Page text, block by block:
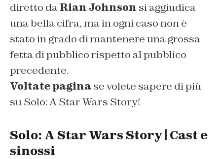
diretto daRian Johnson si aggiudica
una bella cifra, ma in ogni caso non è
stato in grado di mantenere una grossa
fetta di pubblico rispetto al pubblico
precedente.
Voltate pagina se volete sapere di più
su Solo: A Star Wars Story!
Solo: A Star Wars Story | Cast e
sinossi